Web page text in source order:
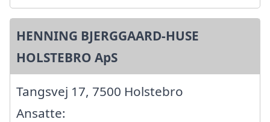
HENNING BJERGGAARD-HUSE
HOLSTEBRO ApS
Tangsvej 17, 7500 Holstebro
Ansatte: